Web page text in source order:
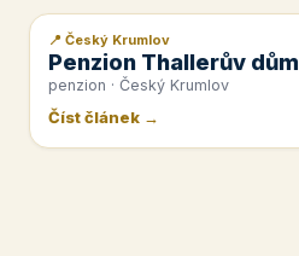
📰 PR článek
📍 Český Krumlov
Penzion Thallerův dům
penzion · Český Krumlov
Číst článek →